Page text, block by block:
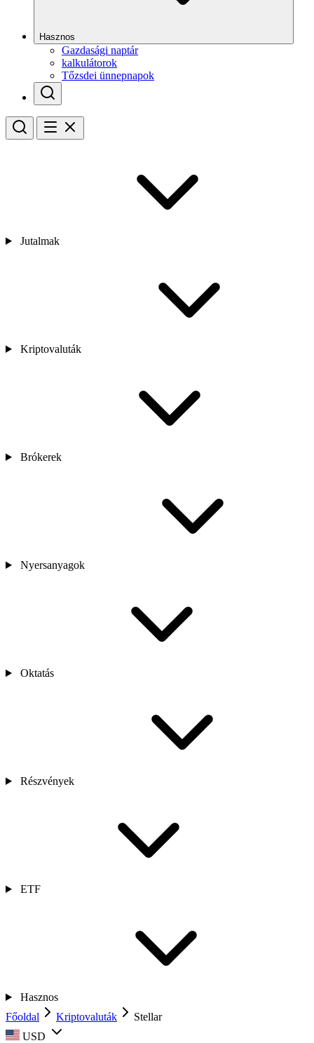
Hasznos
Gazdasági naptár
kalkulátorok
Tőzsdei ünnepnapok
Jutalmak
Kriptovaluták
Brókerek
Nyersanyagok
Oktatás
Részvények
ETF
Hasznos
Főoldal
Kriptovaluták
Stellar
USD